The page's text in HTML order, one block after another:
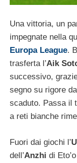
Una vittoria, un
impegnate nella
Europa League.
trasferta l’Aik
successivo,
segno su rigore da
scaduto. Passa il
a reti bianche
Fuori dai giochi l’
dell’Anzhi di